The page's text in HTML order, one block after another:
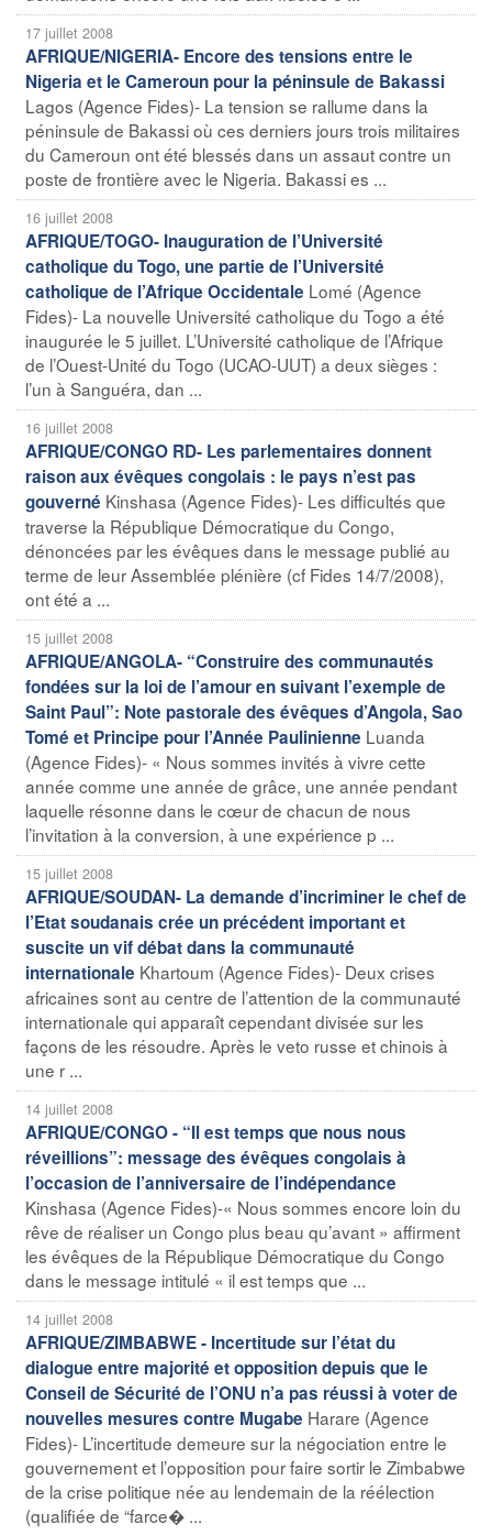
17 juillet 2008
AFRIQUE/NIGERIA- Encore des tensions entre le
Nigeria et le Cameroun pour la péninsule de Bakassi
Lagos (Agence Fides)- La tension se rallume dans la
péninsule de Bakassi où ces derniers jours trois militaires
du Cameroun ont été blessés dans un assaut contre un
poste de frontière avec le Nigeria. Bakassi es ...
16 juillet 2008
AFRIQUE/TOGO- Inauguration de l’Université
catholique du Togo, une partie de l’Université
catholique de l’Afrique Occidentale Lomé (Agence
Fides)- La nouvelle Université catholique du Togo a été
inaugurée le 5 juillet. L’Université catholique de l’Afrique
de l’Ouest-Unité du Togo (UCAO-UUT) a deux sièges :
l’un à Sanguéra, dan ...
16 juillet 2008
AFRIQUE/CONGO RD- Les parlementaires donnent
raison aux évêques congolais : le pays n’est pas
gouverné Kinshasa (Agence Fides)- Les difficultés que
traverse la République Démocratique du Congo,
dénoncées par les évêques dans le message publié au
terme de leur Assemblée plénière (cf Fides 14/7/2008),
ont été a ...
15 juillet 2008
AFRIQUE/ANGOLA- “Construire des communautés
fondées sur la loi de l’amour en suivant l’exemple de
Saint Paul”: Note pastorale des évêques d’Angola, Sao
Tomé et Principe pour l’Année Paulinienne Luanda
(Agence Fides)- « Nous sommes invités à vivre cette
année comme une année de grâce, une année pendant
laquelle résonne dans le cœur de chacun de nous
l’invitation à la conversion, à une expérience p ...
15 juillet 2008
AFRIQUE/SOUDAN- La demande d’incriminer le chef de
l’Etat soudanais crée un précédent important et
suscite un vif débat dans la communauté
internationale Khartoum (Agence Fides)- Deux crises
africaines sont au centre de l’attention de la communauté
internationale qui apparaît cependant divisée sur les
façons de les résoudre. Après le veto russe et chinois à
une r ...
14 juillet 2008
AFRIQUE/CONGO - “Il est temps que nous nous
réveillions”: message des évêques congolais à
l’occasion de l’anniversaire de l’indépendance
Kinshasa (Agence Fides)-« Nous sommes encore loin du
rêve de réaliser un Congo plus beau qu’avant » affirment
les évêques de la République Démocratique du Congo
dans le message intitulé « il est temps que ...
14 juillet 2008
AFRIQUE/ZIMBABWE - Incertitude sur l’état du
dialogue entre majorité et opposition depuis que le
Conseil de Sécurité de l’ONU n’a pas réussi à voter de
nouvelles mesures contre Mugabe Harare (Agence
Fides)- L’incertitude demeure sur la négociation entre le
gouvernement et l’opposition pour faire sortir le Zimbabwe
de la crise politique née au lendemain de la réélection
(qualifiée de “farce� ...